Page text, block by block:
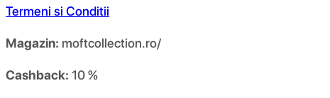
Termeni si Conditii
Magazin: moftcollection.ro/
Cashback: 10 %